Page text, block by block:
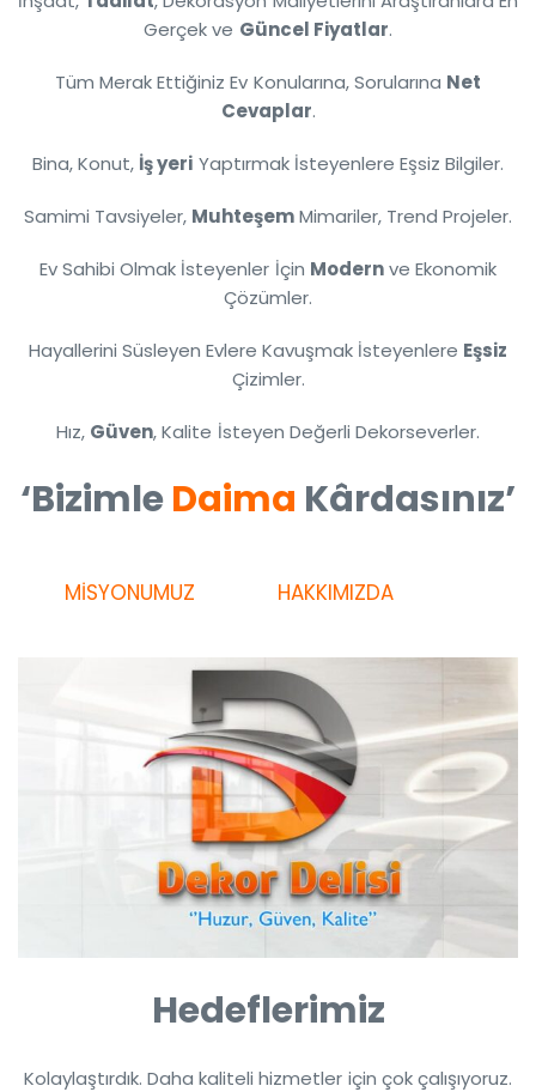
Gerçek ve Güncel Fiyatlar.
Tüm Merak Ettiğiniz Ev Konularına, Sorularına Net
Cevaplar.
Bina, Konut, İş yeri Yaptırmak İsteyenlere Eşsiz Bilgiler.
Samimi Tavsiyeler, MuhteşemMimariler, Trend Projeler.
Ev Sahibi Olmak İsteyenler İçin Modernve Ekonomik
Çözümler.
Hayallerini Süsleyen Evlere Kavuşmak İsteyenlere Eşsiz
Çizimler.
Hız, Güven, Kalite İsteyen Değerli Dekorseverler.
‘BizimleDaima Kârdasınız’
MİSYONUMUZ HAKKIMIZDA
Hedeflerimiz
Kolaylaştırdık. Daha kaliteli hizmetler için çok çalışıyoruz.